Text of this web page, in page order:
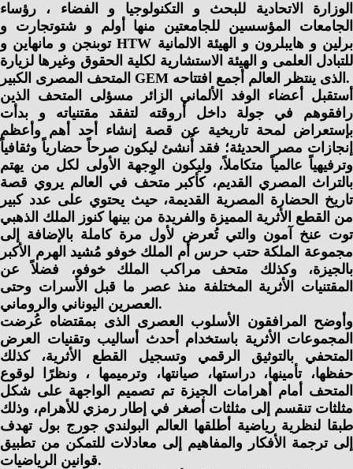
الوزارة الاتحادية للبحث و التكنولوجيا و الفضاء ، رؤساء
الجامعات المؤسسين للجامعتين منها أولم و شتوتجارت و
توبنجن و مانهاين و HTW برلين و هايبلرون و الهيئة الالمانية
للتبادل العلمى و الهيئة الاستشارية لكلية الحقوق وغيرها لزيارة
المتحف المصرى الكبير GEM الذى ينتظر العالم أجمع افتتاحه.
أستقبل أعضاء الوفد الألماني الزائر مسؤلى المتحف الذين
رافقوهم في جولة داخل أروقته لتفقد مقتنياته و بدأت
بإستعراض لمحة تاريخية عن قصة إنشاء أحد أهم وأعظم
إنجازات مصر الحديثة؛ فقد أُنشئ ليكون صرحاً حضارياً وثقافياً
وترفيهياً عالمياً متكاملاً، وليكون الوِجهة الأولى لكل من يهتم
بالتراث المصري القديم، كأكبر متحف في العالم يروي قصة
تاريخ الحضارة المصرية القديمة، حيث يحتوي على عدد كبير
من القطع الأثرية المميزة والفريدة من بينها كنوز الملك الذهبي
توت عنخ آمون والتي تُعرض لأول مرة كاملة بالإضافة إلى
مجموعة الملكة حتب حرس أم الملك خوفو مُشيد الهرم الأكبر
بالجيزة، وكذلك متحف مراكب الملك خوفو، فضلاً عن
المقتنيات الأثرية المختلفة منذ عصر ما قبل الأسرات وحتى
العصرين اليوناني والروماني.
وأوضح المرافقون الأسلوب العصرى الذى بمقتضاه عُرضت
المجموعات الأثرية باستخدام أحدث أساليب وتقنيات العرض
المتحفي بالتوثيق الرقمي وتسجيل القطع الأثرية، كذلك
حفظها، تأمينها، دراستها، صيانتها، وترميمها ، ونظرًا لوقوع
المتحف أمام أهرامات الجيزة تم تصميم الواجهة على شكل
مثلثات تنقسم إلى مثلثات أصغر في إطار رمزي للأهرام، وذلك
طبقا لنظرية رياضية أطلقها العالم البولندي جورج بول تهدف
إلى ترجمة الأفكار والمفاهيم إلى معادلات للتمكن من تطبيق
قوانين الرياضيات.